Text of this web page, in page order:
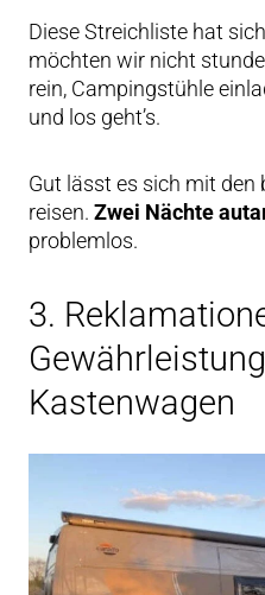
Diese Streichliste hat
möchten wir nicht
rein, Campingstühle
und los geht’s.
Gut lässt es sich mit
reisen. Zwei Nächte
problemlos.
3.
Kastenwagen